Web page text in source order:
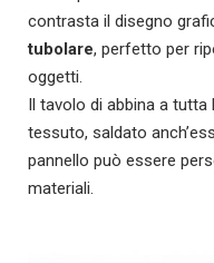
contrasta il disegno
tubolare, perfetto per
oggetti.
Il tavolo di abbina a
tessuto, saldato
pannello può essere
materiali.